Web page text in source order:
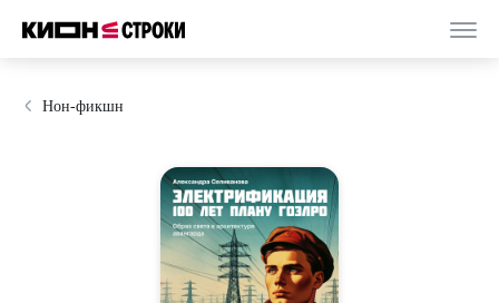
Нон-фикшн